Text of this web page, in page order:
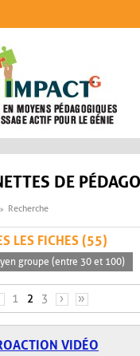
DE
Recherche
LES FICHES (55)
groupe (entre 30 et 100)
1 2 3 › »
VIDÉO